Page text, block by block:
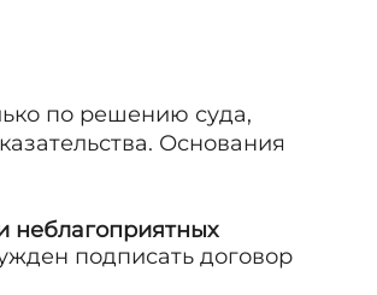
по решению суда,
Основания
неблагоприятных
подписать договор